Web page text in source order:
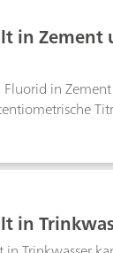
in Zement
in
in